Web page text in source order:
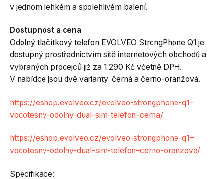
v jednom lehkém a spolehlivém balení.
Dostupnost a cena
Odolný tlačítkový telefon EVOLVEO StrongPhone Q1 je
dostupný prostřednictvím sítě internetových obchodů a
vybraných prodejců již za 1 290 Kč včetně DPH.
V nabídce jsou dvě varianty: černá a černo-oranžová.
https://eshop.evolveo.cz/evolveo-strongphone-q1–
vodotesny-odolny-dual-sim-telefon–cerna/
https://eshop.evolveo.cz/evolveo-strongphone-q1–
vodotesny-odolny-dual-sim-telefon–cerno-oranzova/
Specifikace: